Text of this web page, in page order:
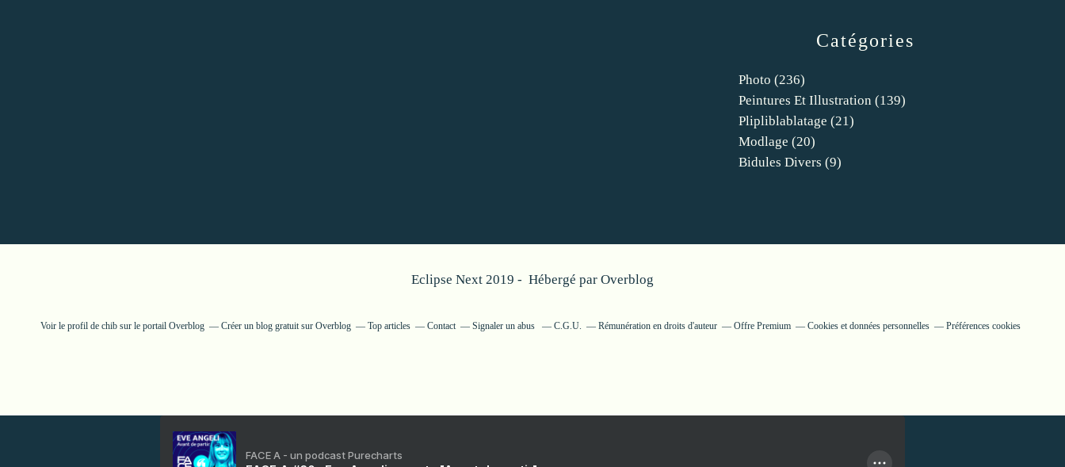
Catégories
Photo (236)
Peintures Et Illustration (139)
Plipliblablatage (21)
Modlage (20)
Bidules Divers (9)
Eclipse Next 2019 - Hébergé par Overblog
Voir le profil de chibsur le portail Overblog Créer un blog gratuit sur Overblog Top articles Contact Signaler un abus C.G.U. Rémunération en droits d'auteur Offre Premium Cookies et données personnelles Préférences cookies
FACE A - un podcast Purecharts